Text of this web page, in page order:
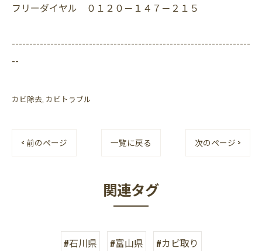
フリーダイヤル ０１２０－１４７－２１５
--------------------------------------------------------------------
--
カビ除去 カビトラブル
< 前のページ 一覧に戻る 次のページ >
関連タグ
#石川県 #富山県 #カビ取り